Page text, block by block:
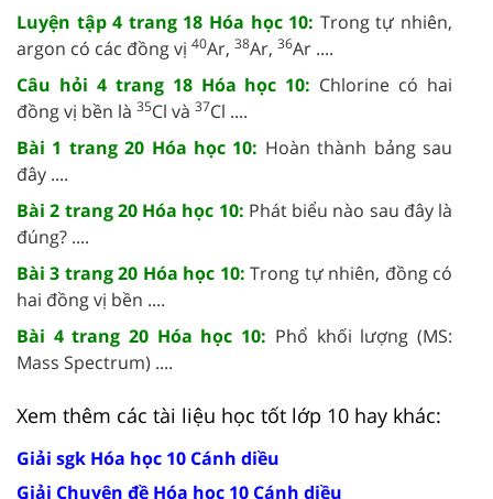
Luyện tập 4 trang 18 Hóa học 10: Trong tự nhiên,
argon có các đồng vị 40Ar, 38Ar, 36Ar ....
Câu hỏi 4 trang 18 Hóa học 10: Chlorine có hai
đồng vị bền là 35Cl và 37Cl ....
Bài 1 trang 20 Hóa học 10: Hoàn thành bảng sau
đây ....
Bài 2 trang 20 Hóa học 10: Phát biểu nào sau đây là
đúng? ....
Bài 3 trang 20 Hóa học 10: Trong tự nhiên, đồng có
hai đồng vị bền ....
Bài 4 trang 20 Hóa học 10: Phổ khối lượng (MS:
Mass Spectrum) ....
Xem thêm các tài liệu học tốt lớp 10 hay khác:
Giải sgk Hóa học 10 Cánh diều
Giải Chuyên đề Hóa học 10 Cánh diều